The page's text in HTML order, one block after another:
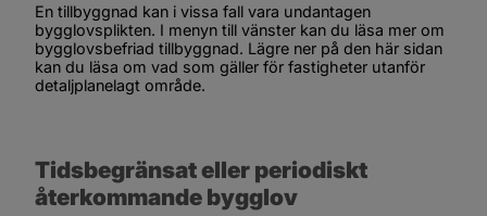
En tillbyggnad kan i vissa fall vara undantagen
bygglovsplikten. I menyn till vänster kan du läsa mer om
bygglovsbefriad tillbyggnad. Lägre ner på den här sidan
kan du läsa om vad som gäller för fastigheter utanför
detaljplanelagt område.
Tidsbegränsat eller periodiskt
återkommande bygglov